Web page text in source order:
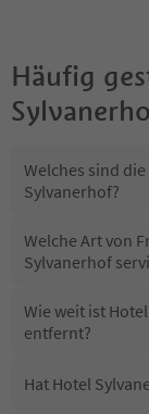
Häufig
Welches sind
Sylvanerhof?
Welche Art von
Sylvanerhof
Wie weit ist
entfernt?
Hat Hotel